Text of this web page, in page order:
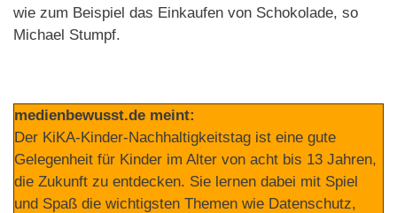
wie zum Beispiel das Einkaufen von Schokolade, so
Michael Stumpf.
medienbewusst.de meint:
Der KiKA-Kinder-Nachhaltigkeitstag ist eine gute
Gelegenheit für Kinder im Alter von acht bis 13 Jahren,
die Zukunft zu entdecken. Sie lernen dabei mit Spiel
und Spaß die wichtigsten Themen wie Datenschutz,